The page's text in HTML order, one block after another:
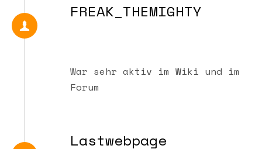
FREAK_THEMIGHTY
War sehr aktiv im Wiki und im
Forum
Lastwebpage